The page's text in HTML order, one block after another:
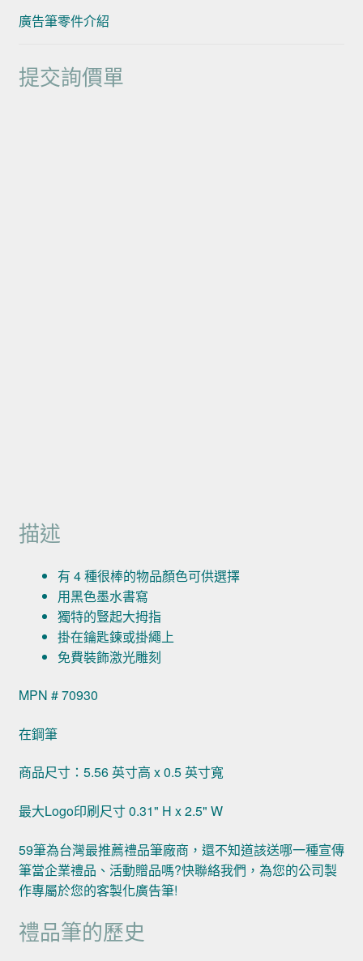
廣告筆零件介紹
提交詢價單
描述
有 4 種很棒的物品顏色可供選擇
用黑色墨水書寫
獨特的豎起大拇指
掛在鑰匙鍊或掛繩上
免費裝飾激光雕刻
MPN # 70930
在鋼筆
商品尺寸：5.56 英寸高 x 0.5 英寸寬
最大Logo印刷尺寸 0.31" H x 2.5" W
59筆為台灣最推薦禮品筆廠商，還不知道該送哪一種宣傳
筆當企業禮品、活動贈品嗎?快聯絡我們，為您的公司製
作專屬於您的客製化廣告筆!
禮品筆的歷史